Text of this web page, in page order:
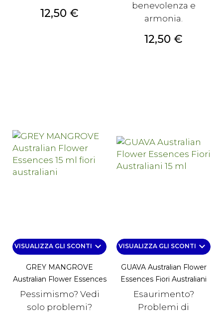
Prezzo
12,50 €
benevolenza e
armonia.
Prezzo
12,50 €
VISUALIZZA GLI SCONTI keyboard_arrow_down
GREY MANGROVE
Australian Flower Essences
Pessimismo? Vedi
solo problemi?
VISUALIZZA GLI SCONTI keyboard_arrow_down
GUAVA Australian Flower
Essences Fiori Australiani
Esaurimento?
Problemi di